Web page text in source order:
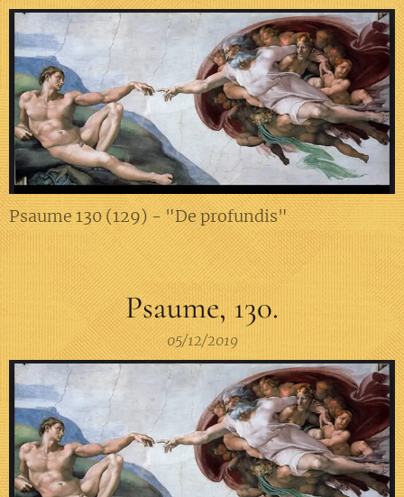
Psaume 130 (129) - "De profundis"
Psaume, 130.
05/12/2019